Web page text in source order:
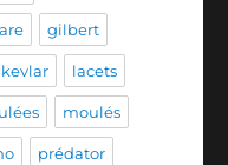
gilbert
kevlar lacets
moulés
prédator